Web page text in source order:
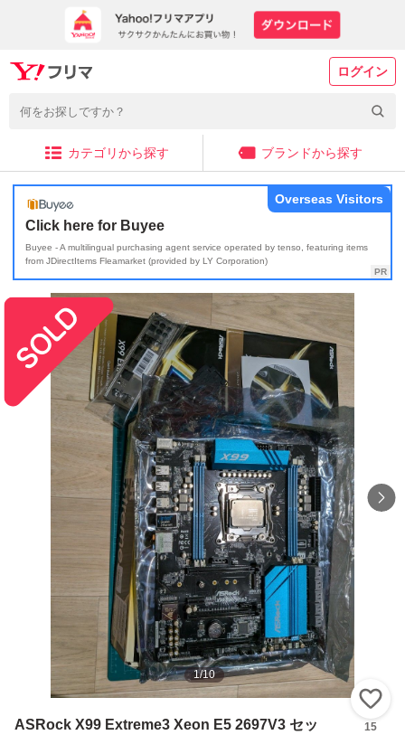
ログイン
カテゴリから探す ブランドから探す
Click here for Buyee
Buyee - A multilingual purchasing agent service operated by tenso, featuring items
from JDirectItems Fleamarket (provided by LY Corporation)
Overseas Visitors
1/10
ASRock X99 Extreme3 Xeon E5 2697V3 セッ
15